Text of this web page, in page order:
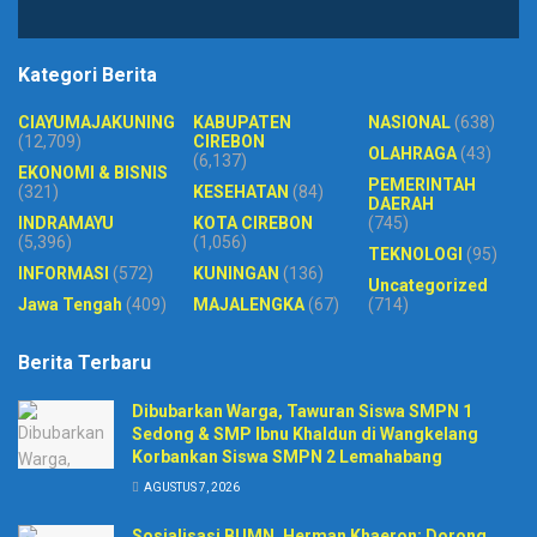
Kategori Berita
CIAYUMAJAKUNING
(12,709)
EKONOMI & BISNIS
(321)
INDRAMAYU
(5,396)
INFORMASI (572)
Jawa Tengah (409)
KABUPATEN
CIREBON
(6,137)
KESEHATAN (84)
KOTA CIREBON
(1,056)
KUNINGAN (136)
MAJALENGKA(67)
NASIONAL(638)
OLAHRAGA(43)
PEMERINTAH
DAERAH
(745)
TEKNOLOGI (95)
Uncategorized
(714)
Berita Terbaru
Dibubarkan Warga, Tawuran Siswa SMPN 1
Sedong & SMP Ibnu Khaldun di Wangkelang
Korbankan Siswa SMPN 2 Lemahabang
AGUSTUS 7, 2026